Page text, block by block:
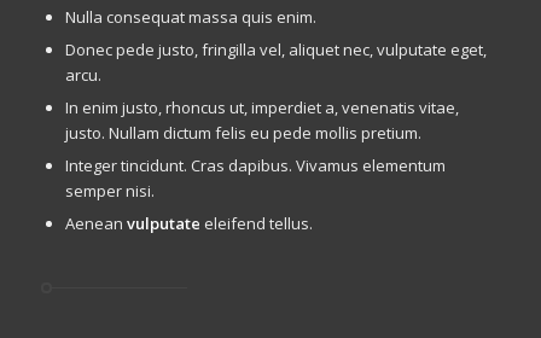
Nulla consequat massa quis enim.
Donec pede justo, fringilla vel, aliquet nec, vulputate eget,
arcu.
In enim justo, rhoncus ut, imperdiet a, venenatis vitae,
justo. Nullam dictum felis eu pede mollis pretium.
Integer tincidunt. Cras dapibus. Vivamus elementum
semper nisi.
Aenean vulputate eleifend tellus.